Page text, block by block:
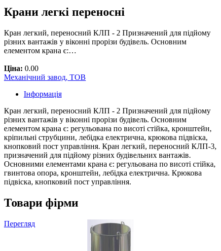
Крани легкі переносні
Кран легкий, переносний КЛП - 2 Призначений для підйому
різних вантажів у віконні прорізи будівель. Основним
елементом крана є:…
Ціна: 0.00
Механічний завод, ТОВ
Інформація
Кран легкий, переносний КЛП - 2 Призначений для підйому
різних вантажів у віконні прорізи будівель. Основним
елементом крана є: регульована по висоті стійка, кронштейн,
кріпильні струбцини, лебідка електрична, крюкова підвіска,
кнопковий пост управління. Кран легкий, переносний КЛП-3,
призначений для підйому різних будівельних вантажів.
Основними елементами крана є: регульована по висоті стійка,
гвинтова опора, кронштейн, лебідка електрична. Крюкова
підвіска, кнопковий пост управління.
Товари фірми
Перегляд